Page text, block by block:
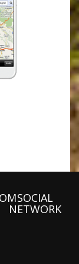
SOCIAL
NETWORK